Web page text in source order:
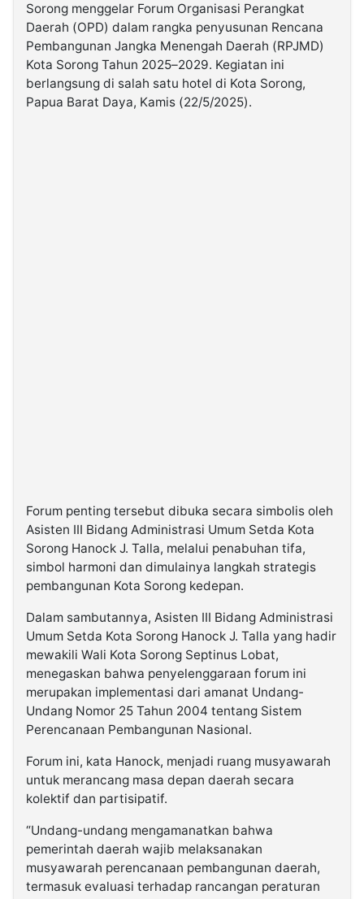
Kabarbaru.co
Sorong menggelar Forum Organisasi Perangkat
Daerah (OPD) dalam rangka penyusunan Rencana
Pembangunan Jangka Menengah Daerah (RPJMD)
Kota Sorong Tahun 2025–2029. Kegiatan ini
berlangsung di salah satu hotel di Kota Sorong,
Papua Barat Daya, Kamis (22/5/2025).
Forum penting tersebut dibuka secara simbolis oleh
Asisten III Bidang Administrasi Umum Setda Kota
Sorong Hanock J. Talla, melalui penabuhan tifa,
simbol harmoni dan dimulainya langkah strategis
pembangunan Kota Sorong kedepan.
Dalam sambutannya, Asisten III Bidang Administrasi
Umum Setda Kota Sorong Hanock J. Talla yang hadir
mewakili Wali Kota Sorong Septinus Lobat,
menegaskan bahwa penyelenggaraan forum ini
merupakan implementasi dari amanat Undang-
Undang Nomor 25 Tahun 2004 tentang Sistem
Perencanaan Pembangunan Nasional.
Forum ini, kata Hanock, menjadi ruang musyawarah
untuk merancang masa depan daerah secara
kolektif dan partisipatif.
“Undang-undang mengamanatkan bahwa
pemerintah daerah wajib melaksanakan
musyawarah perencanaan pembangunan daerah,
termasuk evaluasi terhadap rancangan peraturan